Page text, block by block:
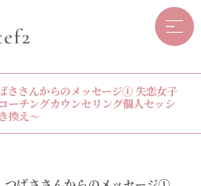
ささんからのメッセージ① 失恋女子
ーチングカウンセリング個人セッシ
換え〜